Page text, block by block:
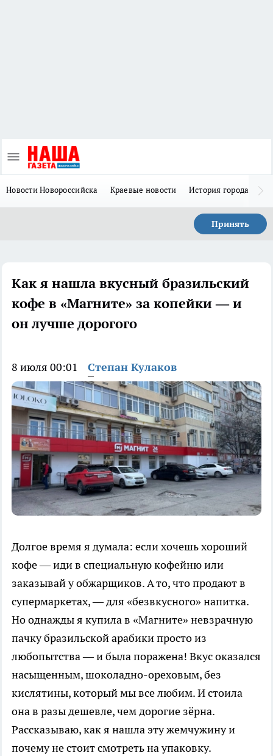
Новости Новороссийска Краевые новости История города Н
Принять
Как я нашла вкусный бразильский
кофе в «Магните» за копейки — и
он лучше дорогого
8 июля 00:01 Степан Кулаков
Долгое время я думала: если хочешь хороший
кофе — иди в специальную кофейню или
заказывай у обжарщиков. А то, что продают в
супермаркетах, — для «безвкусного» напитка.
Но однажды я купила в «Магните» невзрачную
пачку бразильской арабики просто из
любопытства — и была поражена! Вкус оказался
насыщенным, шоколадно-ореховым, без
кислятины, который мы все любим. И стоила
она в разы дешевле, чем дорогие зёрна.
Рассказываю, как я нашла эту жемчужину и
почему не стоит смотреть на упаковку.